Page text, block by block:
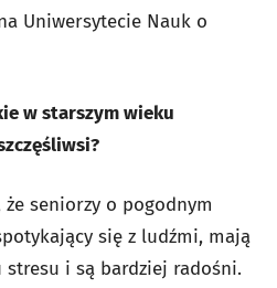
Uniwersytecie Nauk o
w starszym wieku
seniorzy o pogodnym
się z ludźmi, mają
i są bardziej radośni.